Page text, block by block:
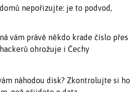
nepořizujte: je to podvod,
vám právě někdo krade číslo přes
ohrožuje i Čechy
náhodou disk? Zkontrolujte si ho